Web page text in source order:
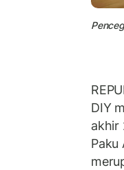
DIY
akhir
Paku